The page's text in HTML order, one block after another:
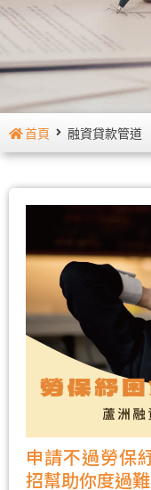
首頁 融資貸款管道
申請不過勞保
招幫助你度過難